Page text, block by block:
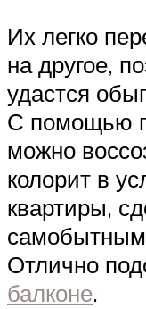
Их легко
на другое,
удастся
С помощью
можно
колорит в
квартиры,
Отлично
балконе.